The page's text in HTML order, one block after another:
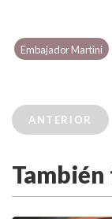
Embajador Martini
ANTERIOR